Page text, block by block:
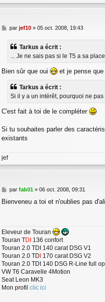
M
s
g
e
par jef10» 05 oct. 2008, 19:43
Tarkus a écrit :
... Je ne sais pas si le T5 a sa
Bien sûr que oui et je pense
Tarkus a écrit :
Si il y a un intérêt, pourquoi ne
C'est fait à toi de le compléter
Si tu souhaites parler des
existants
jef
M
s
e
par fab01» 06 oct. 2008, 09:31
Bienveneu a toi et n'oublies pas
Eleveur de Touran
Touran TDI 136 confort
Touran 2.0 TDI 140 carat DSG V1
Touran 2.0 TDI 170 carat DSG V2
Touran 2.0 TDI 140 DSG R-Line full
VW T6 Caravelle 4Motion
Seat Leon MK3
Mon profil clic ici